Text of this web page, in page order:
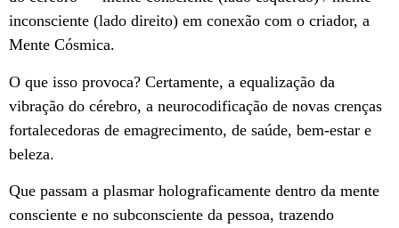
inconsciente (lado direito) em conexão com o criador, a
Mente Cósmica.
O que isso provoca? Certamente, a equalização da
vibração do cérebro, a neurocodificação de novas crenças
fortalecedoras de emagrecimento, de saúde, bem-estar e
beleza.
Que passam a plasmar holograficamente dentro da mente
consciente e no subconsciente da pessoa, trazendo